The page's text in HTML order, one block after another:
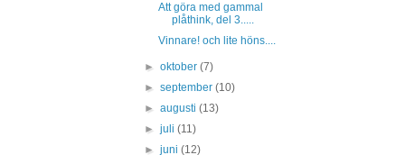
Att göra med gammal
plåthink, del 3.....
Vinnare! och lite höns....
►oktober(7)
►september(10)
►augusti(13)
►juli(11)
►juni(12)